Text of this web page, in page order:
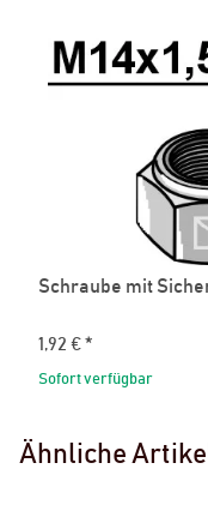
Schraube mit
1,92 € *
Sofort verfügbar
Ähnliche